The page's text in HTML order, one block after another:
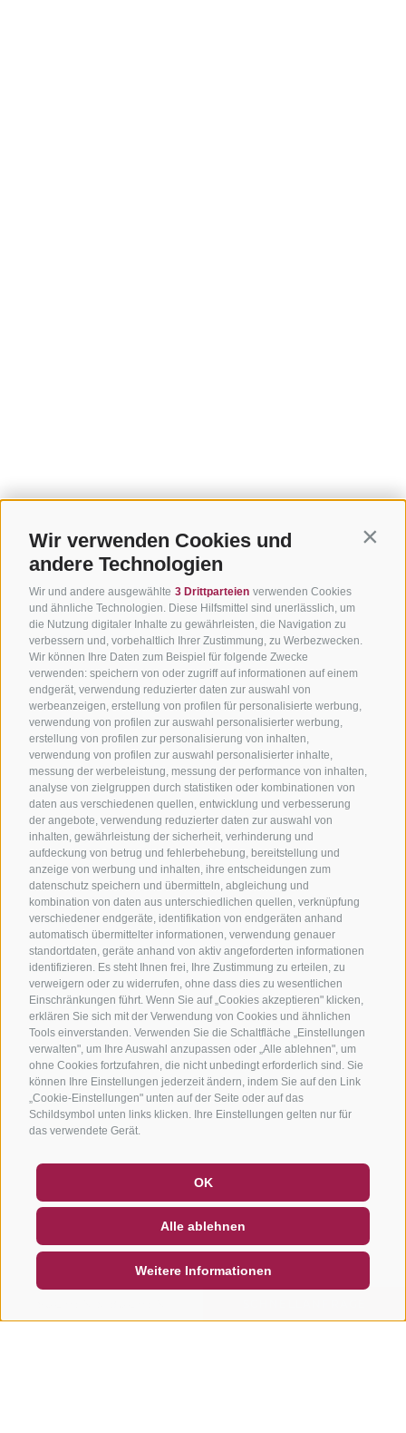
Wir verwenden Cookies und
andere Technologien
Wir und andere ausgewählte 3 Drittparteien verwenden Cookies
und ähnliche Technologien. Diese Hilfsmittel sind unerlässlich, um
die Nutzung digitaler Inhalte zu gewährleisten, die Navigation zu
verbessern und, vorbehaltlich Ihrer Zustimmung, zu Werbezwecken.
Wir können Ihre Daten zum Beispiel für folgende Zwecke
verwenden: speichern von oder zugriff auf informationen auf einem
endgerät, verwendung reduzierter daten zur auswahl von
werbeanzeigen, erstellung von profilen für personalisierte werbung,
verwendung von profilen zur auswahl personalisierter werbung,
erstellung von profilen zur personalisierung von inhalten,
verwendung von profilen zur auswahl personalisierter inhalte,
messung der werbeleistung, messung der performance von inhalten,
analyse von zielgruppen durch statistiken oder kombinationen von
daten aus verschiedenen quellen, entwicklung und verbesserung
der angebote, verwendung reduzierter daten zur auswahl von
inhalten, gewährleistung der sicherheit, verhinderung und
aufdeckung von betrug und fehlerbehebung, bereitstellung und
anzeige von werbung und inhalten, ihre entscheidungen zum
datenschutz speichern und übermitteln, abgleichung und
kombination von daten aus unterschiedlichen quellen, verknüpfung
verschiedener endgeräte, identifikation von endgeräten anhand
automatisch übermittelter informationen, verwendung genauer
standortdaten, geräte anhand von aktiv angeforderten informationen
identifizieren. Es steht Ihnen frei, Ihre Zustimmung zu erteilen, zu
verweigern oder zu widerrufen, ohne dass dies zu wesentlichen
Einschränkungen führt. Wenn Sie auf „Cookies akzeptieren" klicken,
erklären Sie sich mit der Verwendung von Cookies und ähnlichen
Tools einverstanden. Verwenden Sie die Schaltfläche „Einstellungen
verwalten", um Ihre Auswahl anzupassen oder „Alle ablehnen", um
ohne Cookies fortzufahren, die nicht unbedingt erforderlich sind. Sie
können Ihre Einstellungen jederzeit ändern, indem Sie auf den Link
„Cookie-Einstellungen" unten auf der Seite oder auf das
Schildsymbol unten links klicken. Ihre Einstellungen gelten nur für
das verwendete Gerät.
OK
Alle ablehnen
Weitere Informationen
NEWSLETTER
SOCIAL WALL WETTER